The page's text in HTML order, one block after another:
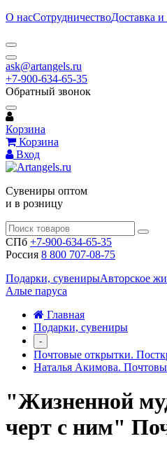
О насСотрудничествоДоставка и
ask@artangels.ru
+7-900-634-65-35
Обратный звонок
Корзина
Корзина
Вход
Сувениры оптом
и в розницу
СПб +7-900-634-65-35
Россия 8 800 707-08-75
Подарки, сувенирыАвторское
Алые паруса
Главная
Подарки, сувениры
-
Почтовые открытки.
Наталья Акимова.
"Жизненной
черт с ним"